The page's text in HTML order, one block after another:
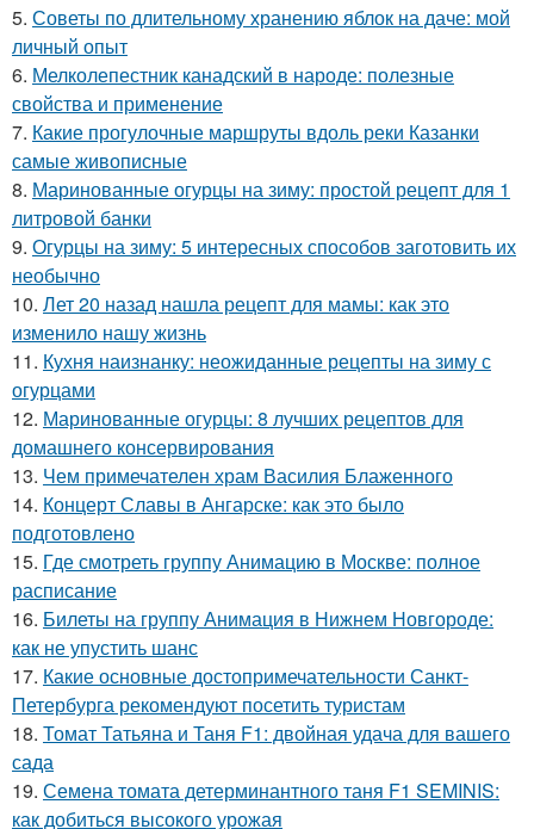
5. Советы по длительному хранению яблок на даче: мой
личный опыт
6. Мелколепестник канадский в народе: полезные
свойства и применение
7. Какие прогулочные маршруты вдоль реки Казанки
самые живописные
8. Маринованные огурцы на зиму: простой рецепт для 1
литровой банки
9. Огурцы на зиму: 5 интересных способов заготовить их
необычно
10. Лет 20 назад нашла рецепт для мамы: как это
изменило нашу жизнь
11. Кухня наизнанку: неожиданные рецепты на зиму с
огурцами
12. Маринованные огурцы: 8 лучших рецептов для
домашнего консервирования
13. Чем примечателен храм Василия Блаженного
14. Концерт Славы в Ангарске: как это было
подготовлено
15. Где смотреть группу Анимацию в Москве: полное
расписание
16. Билеты на группу Анимация в Нижнем Новгороде:
как не упустить шанс
17. Какие основные достопримечательности Санкт-
Петербурга рекомендуют посетить туристам
18. Томат Татьяна и Таня F1: двойная удача для вашего
сада
19. Семена томата детерминантного таня F1 SEMINIS:
как добиться высокого урожая